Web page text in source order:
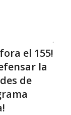
el 155!
la
de